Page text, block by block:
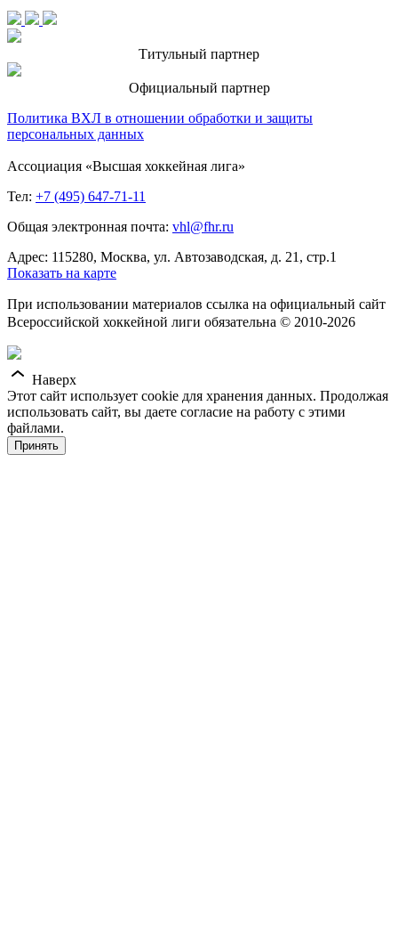
Титульный партнер
Официальный партнер
Политика ВХЛ в отношении обработки и защиты
персональных данных
Ассоциация «Высшая хоккейная лига»
Тел: +7 (495) 647-71-11
Общая электронная почта: vhl@fhr.ru
Адрес: 115280, Москва, ул. Автозаводская, д. 21, стр.1
Показать на карте
При использовании материалов ссылка на официальный сайт
Всероссийской хоккейной лиги обязательна © 2010-2026
Наверх
Этот сайт использует cookie для хранения данных. Продолжая
использовать сайт, вы даете согласие на работу с этими
файлами.
Принять